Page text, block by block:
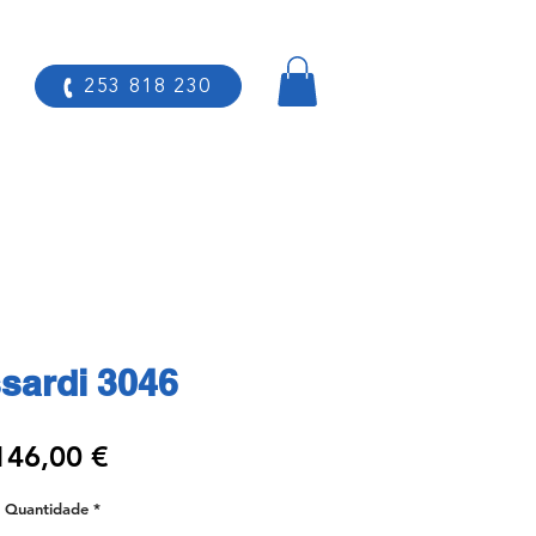
253 818 230
3046
€Preço
Quantidade *